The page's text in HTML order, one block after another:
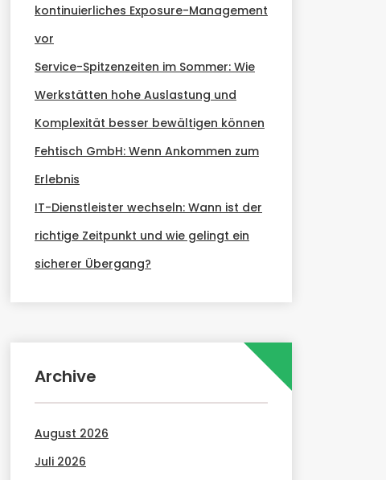
kontinuierliches Exposure-Management
vor
Service-Spitzenzeiten im Sommer: Wie
Werkstätten hohe Auslastung und
Komplexität besser bewältigen können
Fehtisch GmbH: Wenn Ankommen zum
Erlebnis
IT-Dienstleister wechseln: Wann ist der
richtige Zeitpunkt und wie gelingt ein
sicherer Übergang?
Archive
August 2026
Juli 2026